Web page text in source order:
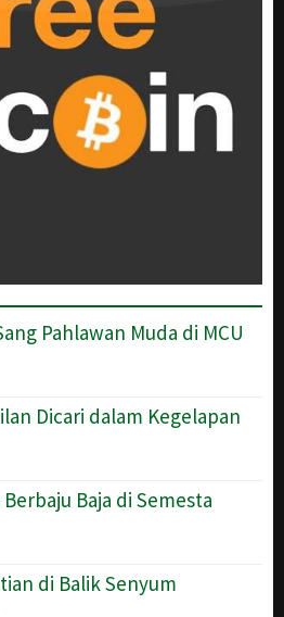
Pahlawan Muda di MCU
Dicari dalam Kegelapan
Baja di Semesta
di Balik Senyum